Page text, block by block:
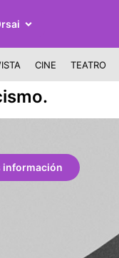
CINE TEATRO
información